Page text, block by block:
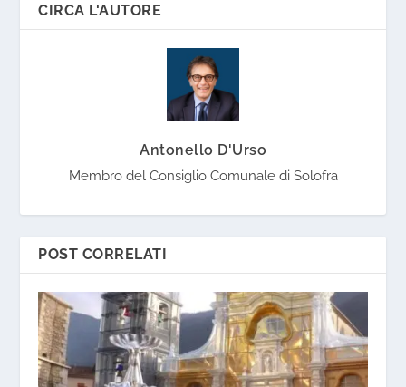
CIRCA L'AUTORE
Antonello D'Urso
Membro del Consiglio Comunale di Solofra
POST CORRELATI